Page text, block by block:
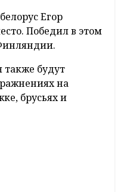
Егор
Победил в этом
будут
на
брусьях и